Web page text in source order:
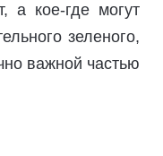
а кое-где могут
зеленого,
важной частью